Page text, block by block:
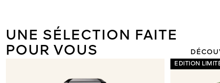
EDITION
UNE SÉLECTION FAITE
POUR VOUS